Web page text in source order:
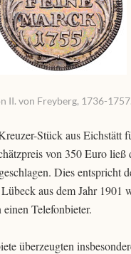
II. von Freyberg, 1736-
Stück aus Eichstätt
von 350 Euro
Dies entspricht
aus dem Jahr
Telefonbieter.
überzeugten